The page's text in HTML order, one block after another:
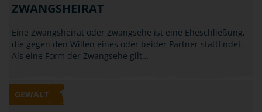
GEWALT
ZWANGSHEIRAT
Eine Zwangsheirat oder Zwangsehe ist eine Eheschließung,
die gegen den Willen eines oder beider Partner stattfindet.
Als eine Form der Zwangsehe gilt…